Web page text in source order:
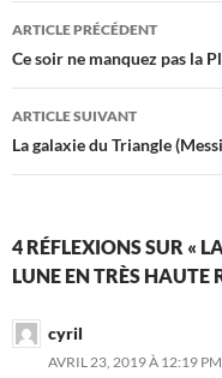
Navigation
des
articles
ARTICLE PRÉCÉDENT
Ce soir ne manquez pas la
ARTICLE SUIVANT
La galaxie du Triangle
4 RÉFLEXIONS SUR «
LUNE EN TRÈS HAUTE
cyril
AVRIL 23, 2019 À 12:19 PM